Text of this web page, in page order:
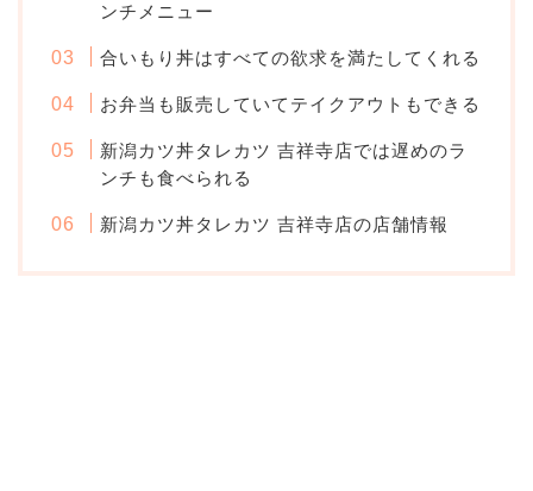
ンチメニュー
合いもり丼はすべての欲求を満たしてくれる
お弁当も販売していてテイクアウトもできる
新潟カツ丼タレカツ 吉祥寺店では遅めのラ
ンチも食べられる
新潟カツ丼タレカツ 吉祥寺店の店舗情報